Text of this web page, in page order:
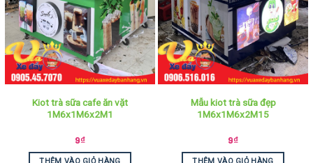
Kiot trà sữa cafe ăn vặt
1M6x1M6x2M1
9₫
Mẫu kiot trà sữa đẹp
1M6x1M6x2M15
9₫